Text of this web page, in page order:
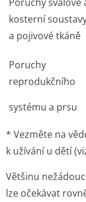
kosterní
a pojivové tkáně
Poruchy
reprodukčního
systému a prsu
* Vezměte na
k užívání u dětí
Většinu
lze očekávat